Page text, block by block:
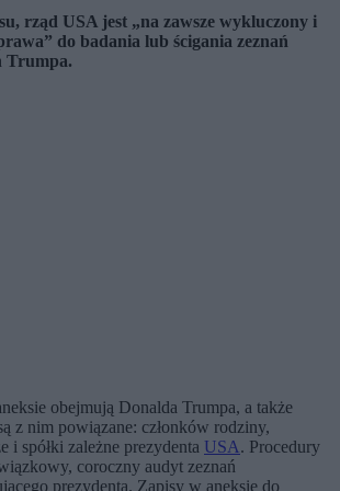
rząd USA jest „na zawsze wykluczony i
do badania lub ścigania zeznań
Trumpa.
obejmują Donalda Trumpa, a także
z nim powiązane: członków rodziny,
i spółki zależne prezydenta USA. Procedury
coroczny audyt zeznań
prezydenta. Zapisy w aneksie do